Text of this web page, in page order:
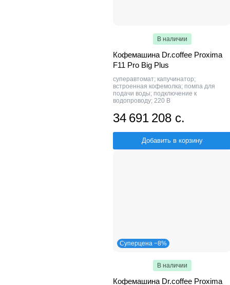
В наличии
Кофемашина Dr.coffee Proxima
F11 Pro Big Plus
суперавтомат; капучинатор;
встроенная кофемолка; помпа для
подачи воды; подключение к
водопроводу; 220 В
34 691 208 с.
Добавить в корзину
Суперцена −8%
В наличии
Кофемашина Dr.coffee Proxima